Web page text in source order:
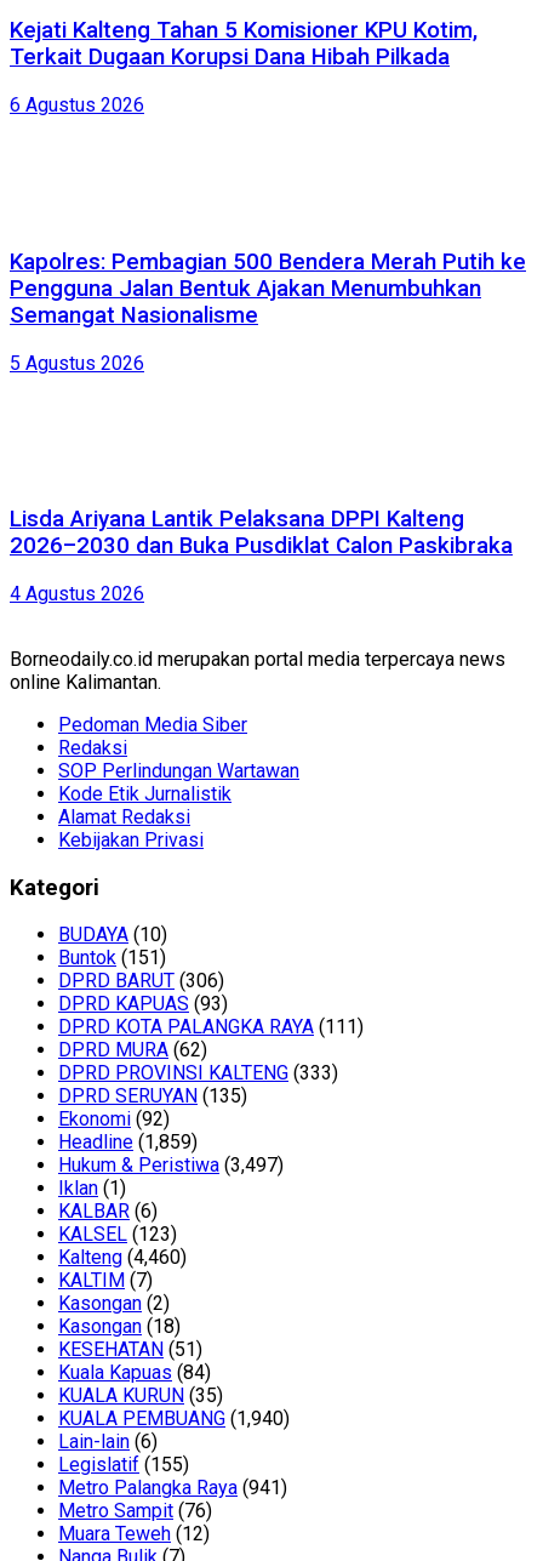
Kejati Kalteng Tahan 5 Komisioner KPU Kotim,
Terkait Dugaan Korupsi Dana Hibah Pilkada
6 Agustus 2026
Kapolres: Pembagian 500 Bendera Merah Putih ke
Pengguna Jalan Bentuk Ajakan Menumbuhkan
Semangat Nasionalisme
5 Agustus 2026
Lisda Ariyana Lantik Pelaksana DPPI Kalteng
2026–2030 dan Buka Pusdiklat Calon Paskibraka
4 Agustus 2026
Borneodaily.co.id merupakan portal media terpercaya news
online Kalimantan.
Pedoman Media Siber
Redaksi
SOP Perlindungan Wartawan
Kode Etik Jurnalistik
Alamat Redaksi
Kebijakan Privasi
Kategori
BUDAYA (10)
Buntok (151)
DPRD BARUT (306)
DPRD KAPUAS (93)
DPRD KOTA PALANGKA RAYA (111)
DPRD MURA (62)
DPRD PROVINSI KALTENG (333)
DPRD SERUYAN (135)
Ekonomi (92)
Headline (1,859)
Hukum & Peristiwa (3,497)
Iklan (1)
KALBAR (6)
KALSEL (123)
Kalteng (4,460)
KALTIM (7)
Kasongan (2)
Kasongan (18)
KESEHATAN (51)
Kuala Kapuas (84)
KUALA KURUN (35)
KUALA PEMBUANG (1,940)
Lain-lain (6)
Legislatif (155)
Metro Palangka Raya (941)
Metro Sampit (76)
Muara Teweh (12)